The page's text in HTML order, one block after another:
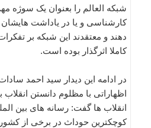
شبکه العالم را بعنوان یک سوژه
کارشناسی و یا در یاداشت
دهند و معتقدند این شبکه بر
کاملا اثرگذار بوده است.
در ادامه این دیدار سید احمد
اظهاراتی با مظلوم دانستن انقلاب
انقلاب ها گفت: رسانه های بین
کوچکترین حوداث در برخی از